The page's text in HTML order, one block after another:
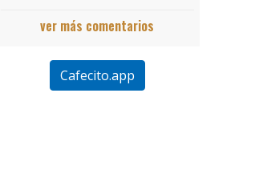
ver más comentarios
Cafecito.app